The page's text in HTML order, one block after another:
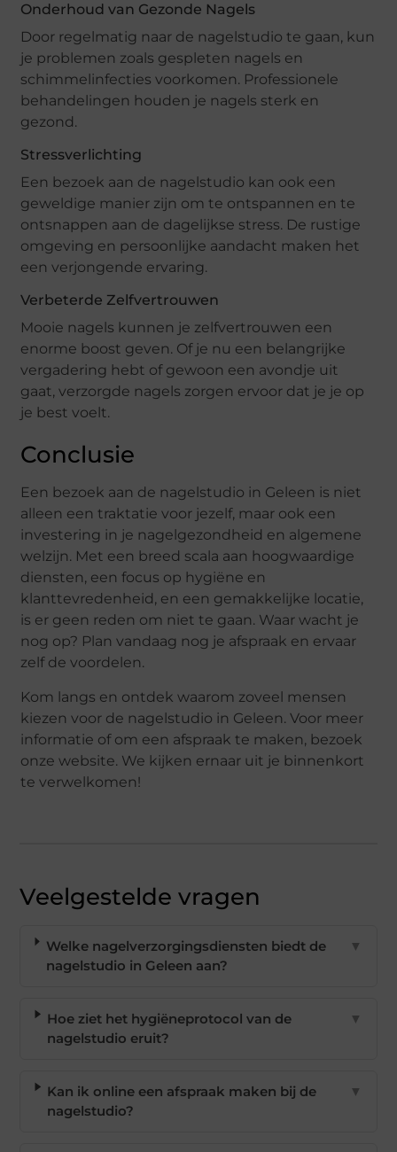
Onderhoud van Gezonde Nagels
Door regelmatig naar de nagelstudio te gaan, kun
je problemen zoals gespleten nagels en
schimmelinfecties voorkomen. Professionele
behandelingen houden je nagels sterk en
gezond.
Stressverlichting
Een bezoek aan de nagelstudio kan ook een
geweldige manier zijn om te ontspannen en te
ontsnappen aan de dagelijkse stress. De rustige
omgeving en persoonlijke aandacht maken het
een verjongende ervaring.
Verbeterde Zelfvertrouwen
Mooie nagels kunnen je zelfvertrouwen een
enorme boost geven. Of je nu een belangrijke
vergadering hebt of gewoon een avondje uit
gaat, verzorgde nagels zorgen ervoor dat je je op
je best voelt.
Conclusie
Een bezoek aan de nagelstudio in Geleen is niet
alleen een traktatie voor jezelf, maar ook een
investering in je nagelgezondheid en algemene
welzijn. Met een breed scala aan hoogwaardige
diensten, een focus op hygiëne en
klanttevredenheid, en een gemakkelijke locatie,
is er geen reden om niet te gaan. Waar wacht je
nog op? Plan vandaag nog je afspraak en ervaar
zelf de voordelen.
Kom langs en ontdek waarom zoveel mensen
kiezen voor de nagelstudio in Geleen. Voor meer
informatie of om een afspraak te maken, bezoek
onze website. We kijken ernaar uit je binnenkort
te verwelkomen!
Veelgestelde vragen
Welke nagelverzorgingsdiensten biedt de
nagelstudio in Geleen aan?
▼
Hoe ziet het hygiëneprotocol van de
nagelstudio eruit?
▼
Kan ik online een afspraak maken bij de
nagelstudio?
▼